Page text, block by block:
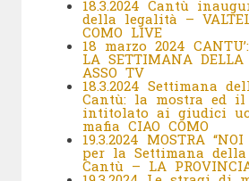
18.3.2024 Cantù
della legalità –
COMO LIVE
18 marzo 2024
LA SETTIMANA DELLA
ASSO TV
18.3.2024 Settimana
Cantù: la mostra ed
intitolato ai giudici
mafia CIAO COMO
19.3.2024 MOSTRA
per la Settimana
Cantù – LA